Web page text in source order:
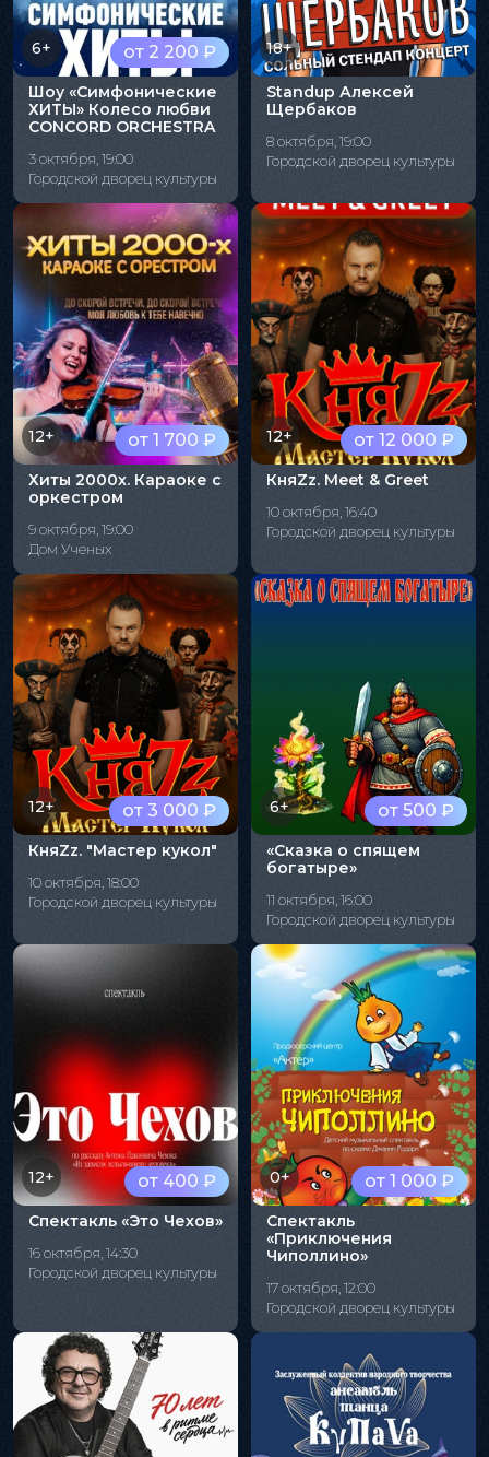
от 2 200 ₽
6+
Шоу «Симфонические
ХИТЫ» Колесо любви
CONCORD ORCHESTRA
3 октября, 19:00
Городской дворец культуры
18+
Standup Алексей
Щербаков
8 октября, 19:00
Городской дворец культуры
от 1 700 ₽
12+
Хиты 2000х. Караоке с
оркестром
9 октября, 19:00
Дом Ученых
от 12 000 ₽
12+
КняZz. Meet & Greet
10 октября, 16:40
Городской дворец культуры
от 3 000 ₽
12+
КняZz. "Мастер кукол"
10 октября, 18:00
Городской дворец культуры
от 500 ₽
6+
«Сказка о спящем
богатыре»
11 октября, 16:00
Городской дворец культуры
от 400 ₽
12+
Спектакль «Это Чехов»
16 октября, 14:30
Городской дворец культуры
от 1 000 ₽
0+
Спектакль
«Приключения
Чиполлино»
17 октября, 12:00
Городской дворец культуры